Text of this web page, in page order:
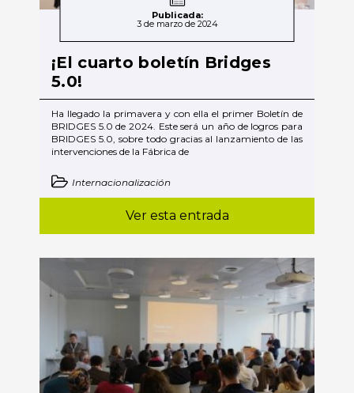
Publicada:
3 de marzo de 2024
¡El cuarto boletín Bridges
5.0!
Ha llegado la primavera y con ella el primer Boletín de
BRIDGES 5.0 de 2024. Este será un año de logros para
BRIDGES 5.0, sobre todo gracias al lanzamiento de las
intervenciones de la Fábrica de
Internacionalización
Ver esta entrada